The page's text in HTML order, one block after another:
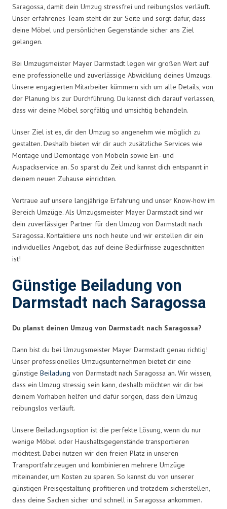
Saragossa, damit dein Umzug stressfrei und reibungslos verläuft.
Unser erfahrenes Team steht dir zur Seite und sorgt dafür, dass
deine Möbel und persönlichen Gegenstände sicher ans Ziel
gelangen.
Bei Umzugsmeister Mayer Darmstadt legen wir großen Wert auf
eine professionelle und zuverlässige Abwicklung deines Umzugs.
Unsere engagierten Mitarbeiter kümmern sich um alle Details, von
der Planung bis zur Durchführung. Du kannst dich darauf verlassen,
dass wir deine Möbel sorgfältig und umsichtig behandeln.
Unser Ziel ist es, dir den Umzug so angenehm wie möglich zu
gestalten. Deshalb bieten wir dir auch zusätzliche Services wie
Montage und Demontage von Möbeln sowie Ein- und
Auspackservice an. So sparst du Zeit und kannst dich entspannt in
deinem neuen Zuhause einrichten.
Vertraue auf unsere langjährige Erfahrung und unser Know-how im
Bereich Umzüge. Als Umzugsmeister Mayer Darmstadt sind wir
dein zuverlässiger Partner für den Umzug von Darmstadt nach
Saragossa. Kontaktiere uns noch heute und wir erstellen dir ein
individuelles Angebot, das auf deine Bedürfnisse zugeschnitten
ist!
Günstige Beiladung von
Darmstadt nach Saragossa
Du planst deinen Umzug von Darmstadt nach Saragossa?
Dann bist du bei Umzugsmeister Mayer Darmstadt genau richtig!
Unser professionelles Umzugsunternehmen bietet dir eine
günstige Beiladung von Darmstadt nach Saragossa an. Wir wissen,
dass ein Umzug stressig sein kann, deshalb möchten wir dir bei
deinem Vorhaben helfen und dafür sorgen, dass dein Umzug
reibungslos verläuft.
Unsere Beiladungsoption ist die perfekte Lösung, wenn du nur
wenige Möbel oder Haushaltsgegenstände transportieren
möchtest. Dabei nutzen wir den freien Platz in unseren
Transportfahrzeugen und kombinieren mehrere Umzüge
miteinander, um Kosten zu sparen. So kannst du von unserer
günstigen Preisgestaltung profitieren und trotzdem sicherstellen,
dass deine Sachen sicher und schnell in Saragossa ankommen.